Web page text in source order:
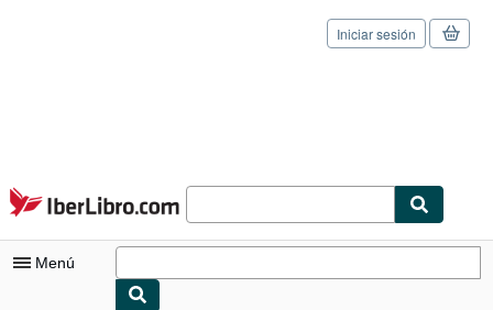
Pasar al contenido principal
IberLibro.com
Iniciar sesión
Menú